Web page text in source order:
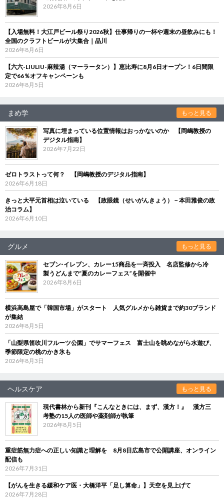
2026年8月6日
【入場無料！大江戸ビール祭り2026秋】仕事帰りの一杯や週末の昼飲みにも！
全国のクラフトビールが大集合｜品川
2026年8月6日
【六六-LIULIU-麻辣湯（マーラータン）】恵比寿に8月6日オープン！6日間限
定で66％オフキャンペーンも
2026年8月5日
まめ学 もっと見る
写真に埋まっている位置情報はおっかないのか 【岡嶋教授の
デジタル指南】
2026年7月22日
ゼロトラストって何？ 【岡嶋教授のデジタル指南】
2026年6月18日
きっと大平元首相は泣いている 【政眼鏡（せいがんきょう）－本田雅俊の政
治コラム】
2026年6月10日
グルメ もっと見る
セブン‐イレブン、カレー15商品を一斉投入 名店監修から冷
製うどんまで“夏のカレーフェス”を開催中
2026年8月6日
横浜高島屋で「韓国市場」がスタート 人気グルメから雑貨まで約30ブランド
が集結
2026年8月5日
「山梨県笛吹川フルーツ公園」でサマーフェス 富士山を眺めながら水遊び、
季節限定の桃のかき氷も
2026年8月3日
ヘルスケア もっと見る
現代書林から新刊『こんなときには、まず、漢方！』 漢方三
考塾の15人の医師や薬剤師が執筆
2026年8月5日
重症筋無力症への正しい知識と理解を 8月8日広島市で公開講座、オンライン
配信も
2026年7月31日
【がんを生きる緩和ケア医・大橋洋平「足し算命」】天空を見上げて
2026年7月28日